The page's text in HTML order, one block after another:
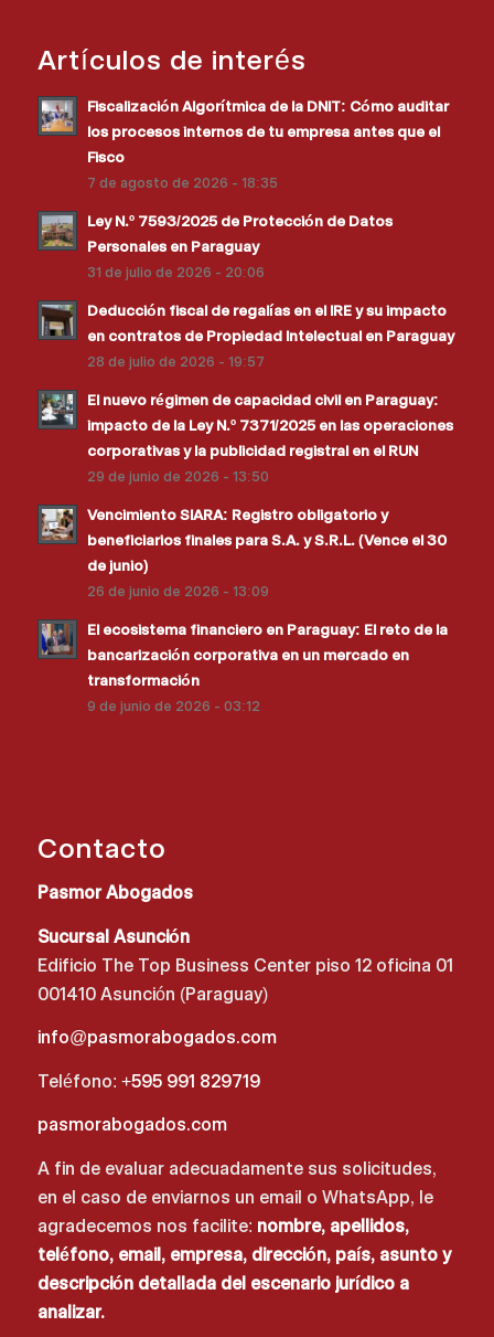
Artículos de interés
Fiscalización Algorítmica de la DNIT: Cómo auditar
los procesos internos de tu empresa antes que el
Fisco
7 de agosto de 2026 - 18:35
Ley N.º 7593/2025 de Protección de Datos
Personales en Paraguay
31 de julio de 2026 - 20:06
Deducción fiscal de regalías en el IRE y su impacto
en contratos de Propiedad Intelectual en Paraguay
28 de julio de 2026 - 19:57
El nuevo régimen de capacidad civil en Paraguay:
impacto de la Ley N.º 7371/2025 en las operaciones
corporativas y la publicidad registral en el RUN
29 de junio de 2026 - 13:50
Vencimiento SIARA: Registro obligatorio y
beneficiarios finales para S.A. y S.R.L. (Vence el 30
de junio)
26 de junio de 2026 - 13:09
El ecosistema financiero en Paraguay: El reto de la
bancarización corporativa en un mercado en
transformación
9 de junio de 2026 - 03:12
Contacto
Pasmor Abogados
Sucursal Asunción
Edificio The Top Business Center piso 12 oficina 01
001410 Asunción (Paraguay)
info@pasmorabogados.com
Teléfono: +595 991 829719
pasmorabogados.com
A fin de evaluar adecuadamente sus solicitudes,
en el caso de enviarnos un email o WhatsApp, le
agradecemos nos facilite: nombre, apellidos,
teléfono, email, empresa, dirección, país, asunto y
descripción detallada del escenario jurídico a
analizar.